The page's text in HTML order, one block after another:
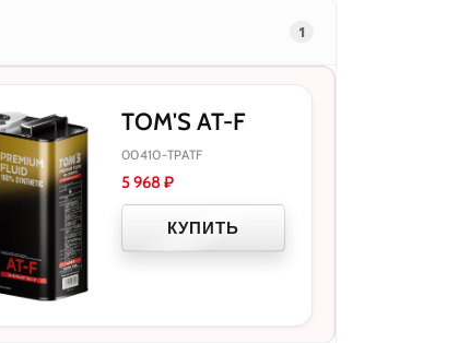
1
TOM'S AT-F
00410-TPATF
5 968₽
КУПИТЬ